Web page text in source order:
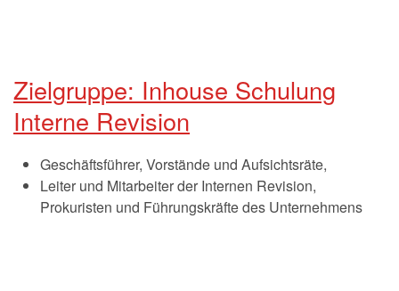
Zielgruppe: Inhouse Schulung
Interne Revision
Geschäftsführer, Vorstände und Aufsichtsräte,
Leiter und Mitarbeiter der Internen Revision,
Prokuristen und Führungskräfte des Unternehmens